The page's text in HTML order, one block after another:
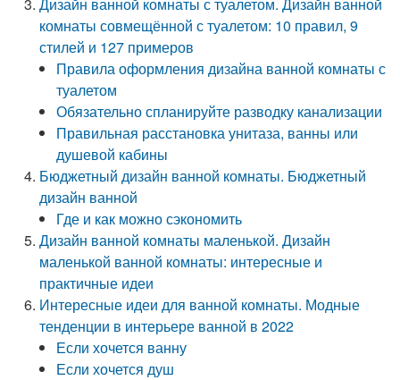
комнаты совмещённой с туалетом: 10 правил, 9
стилей и 127 примеров
Правила оформления дизайна ванной комнаты с
туалетом
Обязательно спланируйте разводку канализации
Правильная расстановка унитаза, ванны или
душевой кабины
Бюджетный дизайн ванной комнаты. Бюджетный
дизайн ванной
Где и как можно сэкономить
Дизайн ванной комнаты маленькой. Дизайн
маленькой ванной комнаты: интересные и
практичные идеи
Интересные идеи для ванной комнаты. Модные
тенденции в интерьере ванной в 2022
Если хочется ванну
Если хочется душ